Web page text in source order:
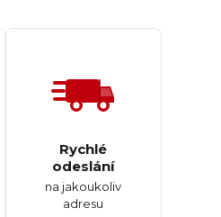
Rychlé
odeslání
na jakoukoliv
adresu